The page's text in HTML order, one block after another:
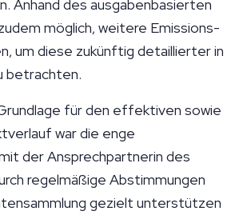
Anhand des ausgabenbasierten
möglich, weitere Emissions-
um diese zukünftig detaillierter in
betrachten.
für den effektiven sowie
war die enge
der Ansprechpartnerin des
regelmäßige Abstimmungen
gezielt unterstützen